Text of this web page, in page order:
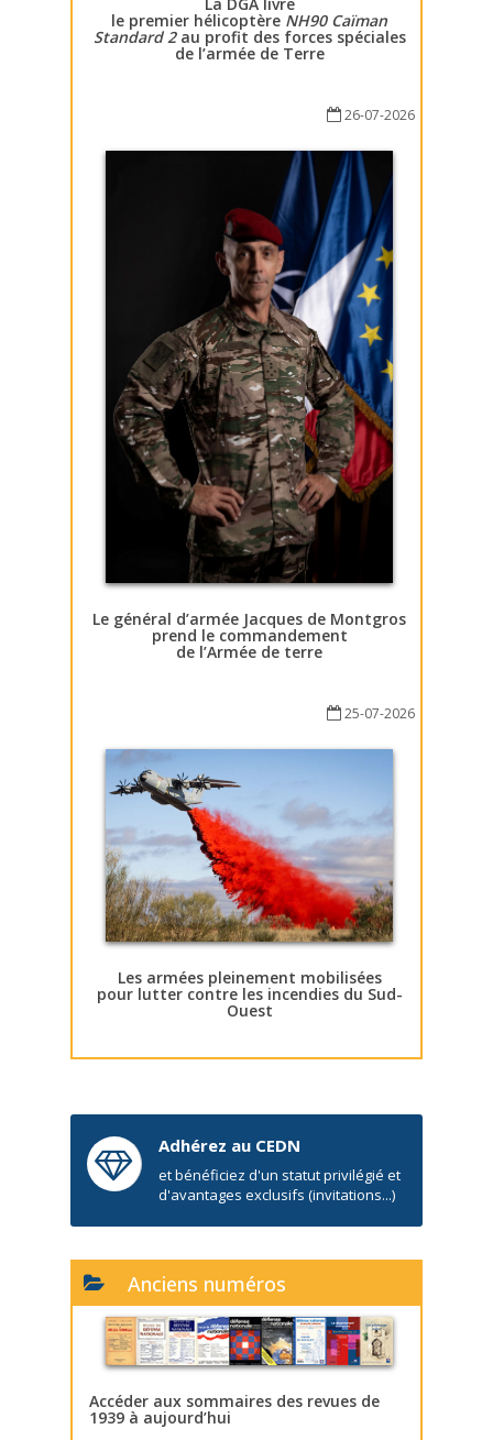
le premier hélicoptère NH90 Caïman
Standard 2au profit des forces spéciales
de l’armée de Terre
26-07-2026
Le général d’armée Jacques de Montgros
prend le commandement
de l’Armée de terre
25-07-2026
Les armées pleinement mobilisées
pour lutter contre les incendies du Sud-
Ouest
Adhérez au CEDN
et bénéficiez d'un statut privilégié et
d'avantages exclusifs (invitations...)
Anciens numéros
Accéder aux sommaires des revues de
1939 à aujourd’hui